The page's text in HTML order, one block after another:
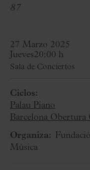
87
27 Marzo 2025
Jueves20:00 h
Sala de Conciertos
Ciclos:
Palau Piano
Barcelona Obertura
Organiza:
Música